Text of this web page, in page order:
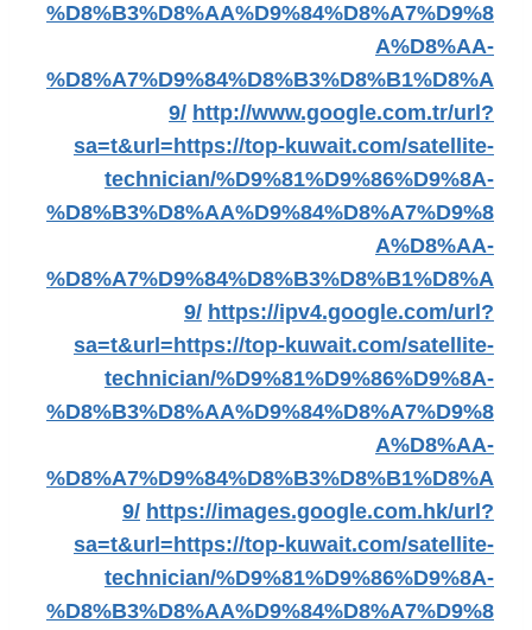
%D8%B3%D8%AA%D9%84%D8%A7%D9%8
A%D8%AA-
%D8%A7%D9%84%D8%B3%D8%B1%D8%A
9/ http://www.google.com.tr/url?
sa=t&url=https://top-kuwait.com/satellite-
technician/%D9%81%D9%86%D9%8A-
%D8%B3%D8%AA%D9%84%D8%A7%D9%8
A%D8%AA-
%D8%A7%D9%84%D8%B3%D8%B1%D8%A
9/ https://ipv4.google.com/url?
sa=t&url=https://top-kuwait.com/satellite-
technician/%D9%81%D9%86%D9%8A-
%D8%B3%D8%AA%D9%84%D8%A7%D9%8
A%D8%AA-
%D8%A7%D9%84%D8%B3%D8%B1%D8%A
9/ https://images.google.com.hk/url?
sa=t&url=https://top-kuwait.com/satellite-
technician/%D9%81%D9%86%D9%8A-
%D8%B3%D8%AA%D9%84%D8%A7%D9%8